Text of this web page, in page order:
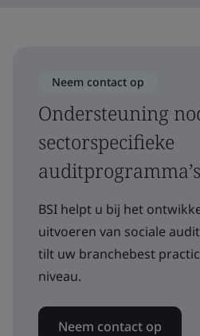
Neem contact op
Ondersteuning
sectorspecifieke
BSI helpt u bij het
uitvoeren van sociale
tilt uw branchebest
niveau.
Neem contact op